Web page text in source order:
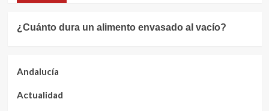
¿Cuánto dura un alimento envasado al vacío?
Andalucía
Actualidad